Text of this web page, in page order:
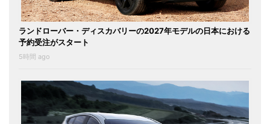
ランドローバー・ディスカバリーの2027年モデルの日本における
予約受注がスタート
5時間 ago